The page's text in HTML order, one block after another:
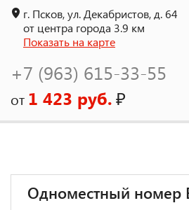
г. Псков, ул. Декабристов, д. 64
от центра города 3.9 км
Показать на карте
+7 (963) 615-33-55
от 1 423 руб.₽
Одноместный номер